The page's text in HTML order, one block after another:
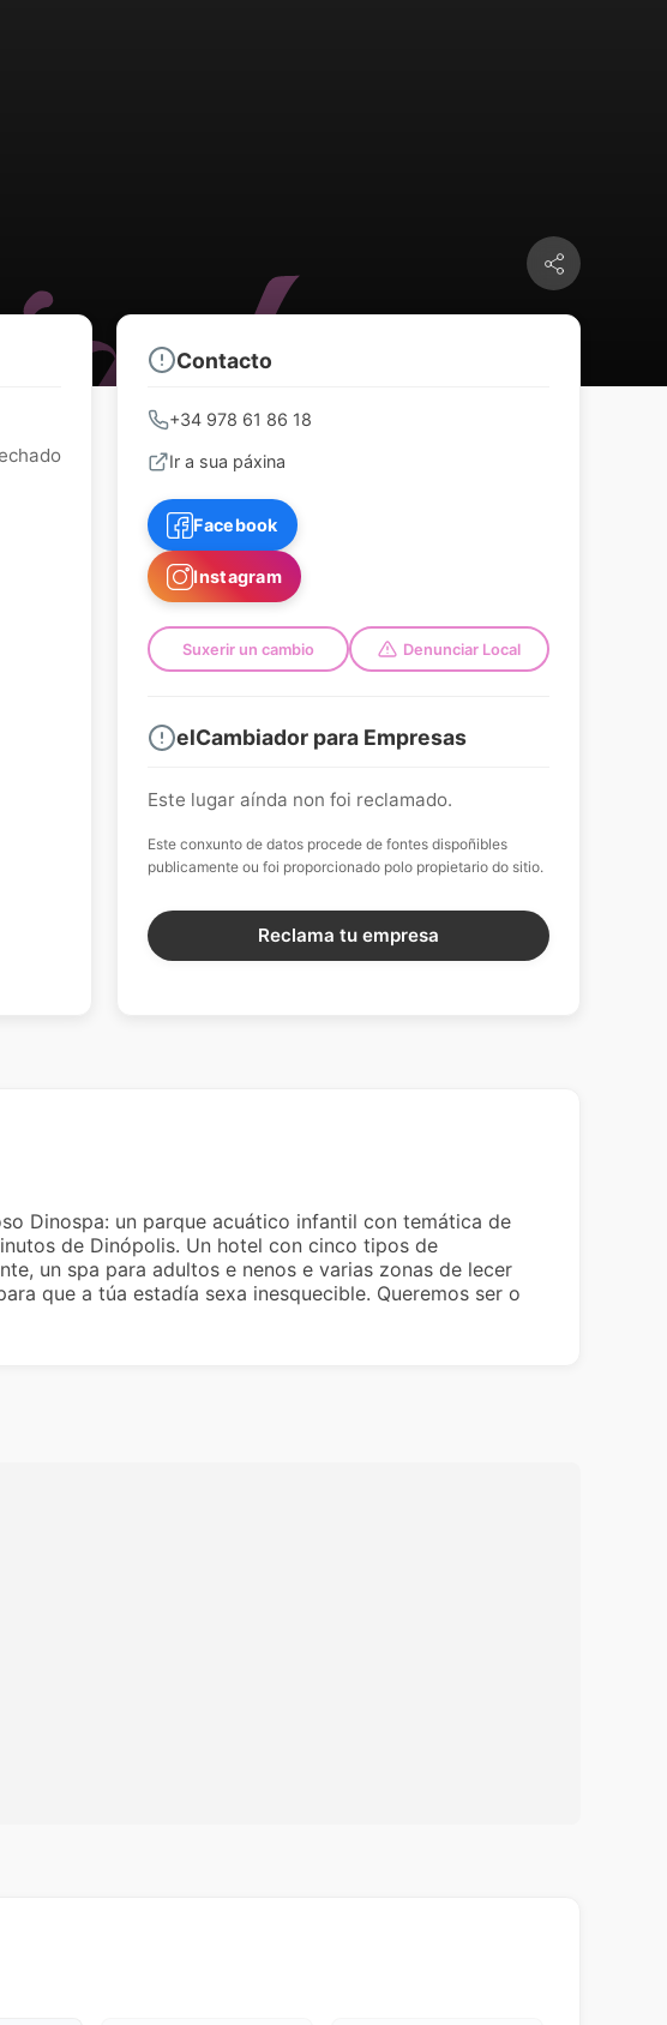
Contacto
+34 978 61 86 18
Ir a sua páxina
Facebook
Instagram
Suxerir un cambio Denunciar Local
elCambiador para Empresas
Este lugar aínda non foi reclamado.
Este conxunto de datos procede de fontes dispoñibles
publicamente ou foi proporcionado polo propietario do sitio.
Reclama tu empresa
Dinospa: un parque acuático infantil con temática de
de Dinópolis. Un hotel con cinco tipos de
un spa para adultos e nenos e varias zonas de lecer
que a túa estadía sexa inesquecible. Queremos ser o